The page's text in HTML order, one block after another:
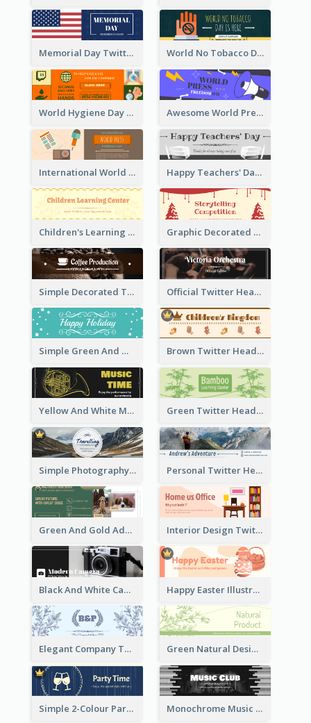
Memorial Day Twitter Header With Flag World No Tobacco Day Twitter Header
World Hygiene Day Promotion Twitter Header Awesome World Press Freedom Day Twitter Header
International World Press Freedom Day Twitter Header Happy Teachers' Day Twitter Header With Decorations Of Books
Children's Learning Center Twitter Header In Orange Colour Tone Graphic Decorated Twitter Header About Storytelling Competition
Simple Decorated Twitter Header About Coffee Official Twitter Header Of Orchestra
Simple Green And White Twitter Header With Theme Of Holiday Brown Twitter Header Created For Toy Store
Yellow And White Music Instrument Twitter Header About Orchestra Performance Green Twitter Header With Bamboo Decoration
Simple Photography Twitter Header Promoting Travelling Personal Twitter Header Of Hiker
Green And Gold Adoption Promotion Header Design Interior Design Twitter Header In Warm Colour Tone
Black And White Camera Twitter Header Happy Easter Illustrated Twitter Header
Elegant Company Twitter Header In Blue Colour Tone Green Natural Design Twitter Header
Simple 2-Colour Party Related Twitter Header Monochrome Music Club Twitter Header With Decorations